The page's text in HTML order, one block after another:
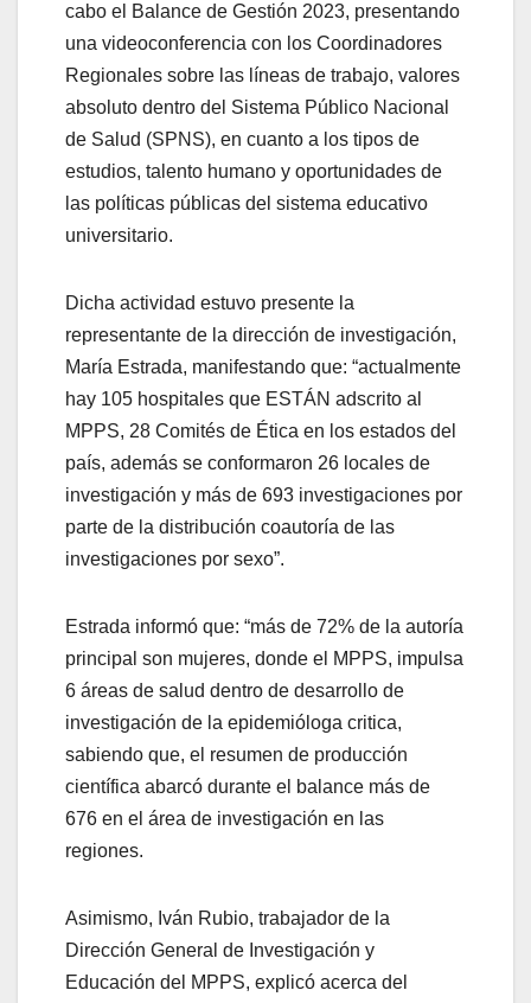
cabo el Balance de Gestión 2023, presentando
una videoconferencia con los Coordinadores
Regionales sobre las líneas de trabajo, valores
absoluto dentro del Sistema Público Nacional
de Salud (SPNS), en cuanto a los tipos de
estudios, talento humano y oportunidades de
las políticas públicas del sistema educativo
universitario.
Dicha actividad estuvo presente la
representante de la dirección de investigación,
María Estrada, manifestando que: “actualmente
hay 105 hospitales que ESTÁN adscrito al
MPPS, 28 Comités de Ética en los estados del
país, además se conformaron 26 locales de
investigación y más de 693 investigaciones por
parte de la distribución coautoría de las
investigaciones por sexo”.
Estrada informó que: “más de 72% de la autoría
principal son mujeres, donde el MPPS, impulsa
6 áreas de salud dentro de desarrollo de
investigación de la epidemióloga critica,
sabiendo que, el resumen de producción
científica abarcó durante el balance más de
676 en el área de investigación en las
regiones.
Asimismo, Iván Rubio, trabajador de la
Dirección General de Investigación y
Educación del MPPS, explicó acerca del